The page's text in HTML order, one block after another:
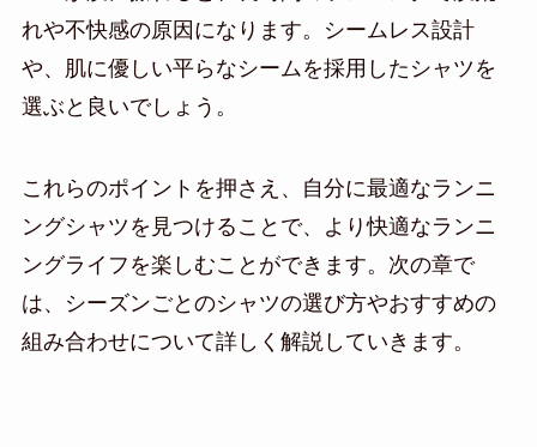
れや不快感の原因になります。シームレス設計
や、肌に優しい平らなシームを採用したシャツを
選ぶと良いでしょう。
これらのポイントを押さえ、自分に最適なランニ
ングシャツを見つけることで、より快適なランニ
ングライフを楽しむことができます。次の章で
は、シーズンごとのシャツの選び方やおすすめの
組み合わせについて詳しく解説していきます。